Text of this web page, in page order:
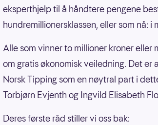
eksperthjelp til å håndtere pengene
hundremillionersklassen, eller som nå: i
Alle som vinner to millioner kroner eller
om gratis økonomisk veiledning. Det
Norsk Tipping som en nøytral part i
Torbjørn Evjenth og Ingvild Elisabeth
Deres første råd stiller vi oss bak: